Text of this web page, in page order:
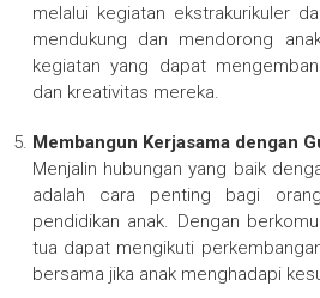
melalui kegiatan ekstrakurikuler
mendukung dan mendorong
kegiatan yang dapat
dan kreativitas mereka.
Membangun Kerjasama dengan
Menjalin hubungan yang baik
adalah cara penting bagi
pendidikan anak. Dengan
tua dapat mengikuti
bersama jika anak menghadapi